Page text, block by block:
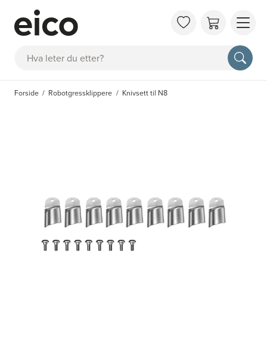
Søk
OM
FAQ
Forside Robotgressklippere Knivsett til N8